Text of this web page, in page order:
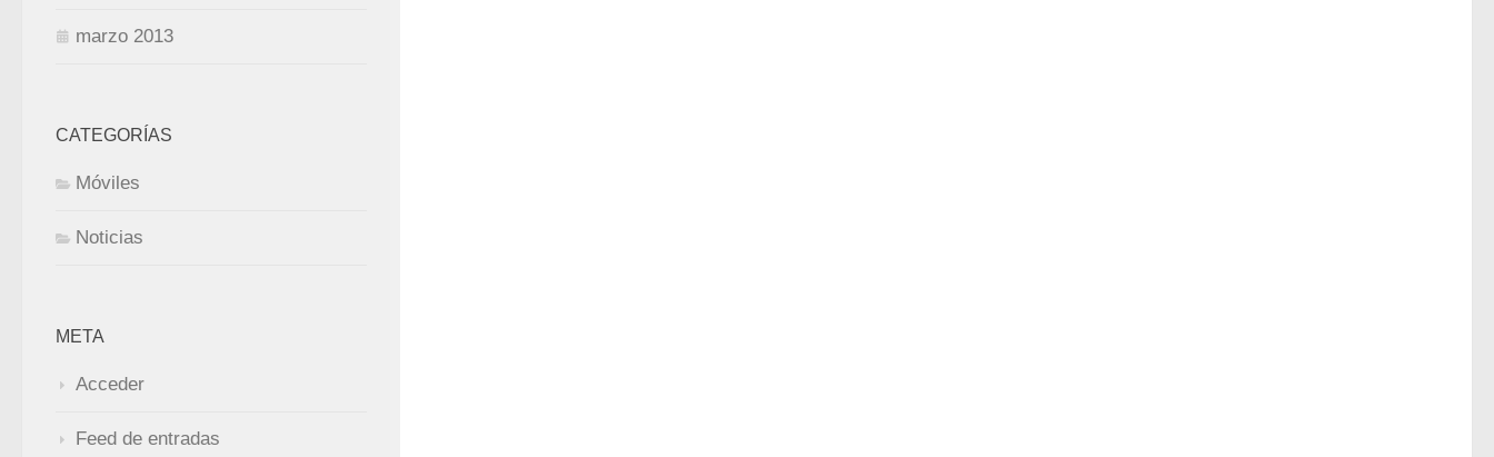
marzo 2013
CATEGORÍAS
Móviles
Noticias
META
Acceder
Feed de entradas